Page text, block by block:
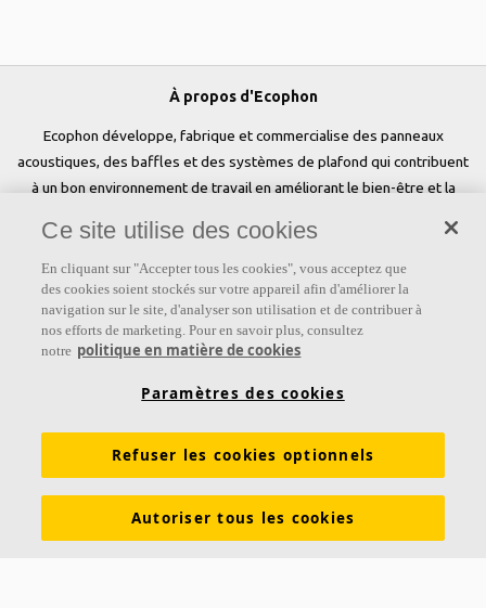
À propos d'Ecophon
Ecophon développe, fabrique et commercialise des panneaux
acoustiques, des baffles et des systèmes de plafond qui contribuent
à un bon environnement de travail en améliorant le bien-être et la
people» est au cœur de tout ce que nous faisons.
Suivez-nous
Liens
Connaissances sur l'acoustique Produits
Couleurs et revêtements
Ce site utilise des cookies
En cliquant sur "Accepter tous les cookies", vous acceptez que
des cookies soient stockés sur votre appareil afin d'améliorer la
navigation sur le site, d'analyser son utilisation et de contribuer à
nos efforts de marketing. Pour en savoir plus, consultez
notre politique en matière de cookies
Paramètres des cookies
Refuser les cookies optionnels
Autoriser tous les cookies